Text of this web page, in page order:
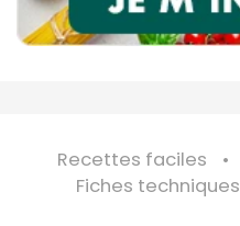
Recettes faciles
Fiches techniques